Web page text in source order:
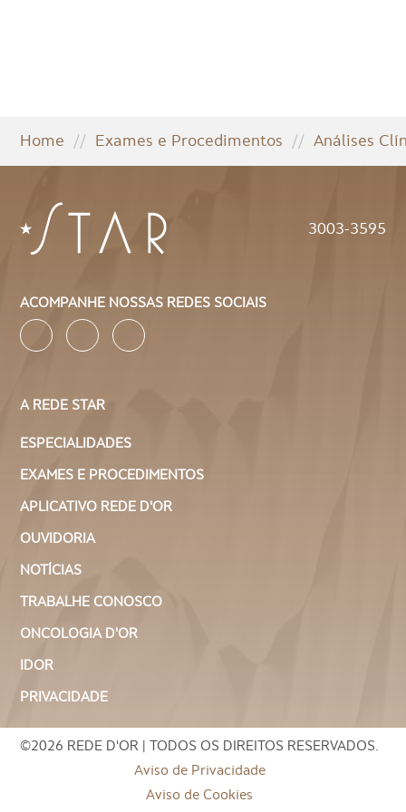
Home // Exames e Procedimentos // Análises
3003-3595
ACOMPANHE NOSSAS REDES SOCIAIS
A REDE STAR
ESPECIALIDADES
EXAMES E PROCEDIMENTOS
APLICATIVO REDE D'OR
OUVIDORIA
NOTÍCIAS
TRABALHE CONOSCO
ONCOLOGIA D'OR
IDOR
PRIVACIDADE
©2026 REDE D'OR | TODOS OS DIREITOS RESERVADOS.
Aviso de Privacidade
Aviso de Cookies